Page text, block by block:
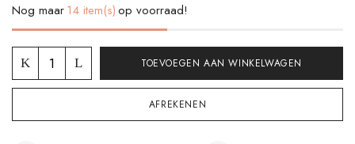
Nog maar14 item(s)op voorraad!
TOEVOEGEN AAN WINKELWAGEN
AFREKENEN